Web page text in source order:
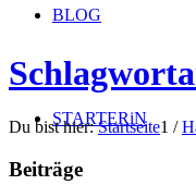
BLOG
STARTERiN
Du bist hier: Startseite1 /
Beiträge